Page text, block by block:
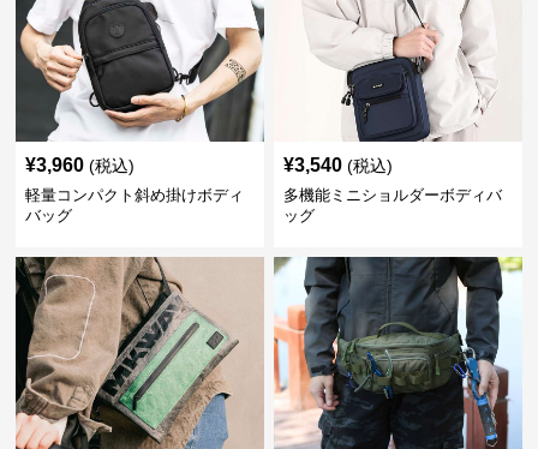
¥3,960 (税込)
軽量コンパクト斜め掛けボディ
バッグ
¥3,540 (税込)
多機能ミニショルダーボディバ
ッグ